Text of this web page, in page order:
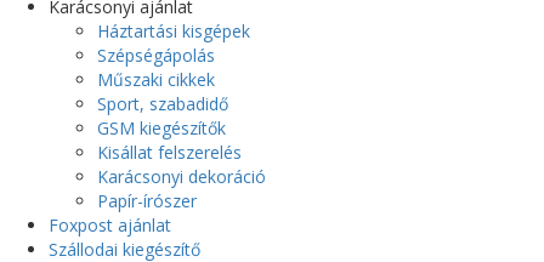
Karácsonyi ajánlat
Háztartási kisgépek
Szépségápolás
Műszaki cikkek
Sport, szabadidő
GSM kiegészítők
Kisállat felszerelés
Karácsonyi dekoráció
Papír-írószer
Foxpost ajánlat
Szállodai kiegészítő